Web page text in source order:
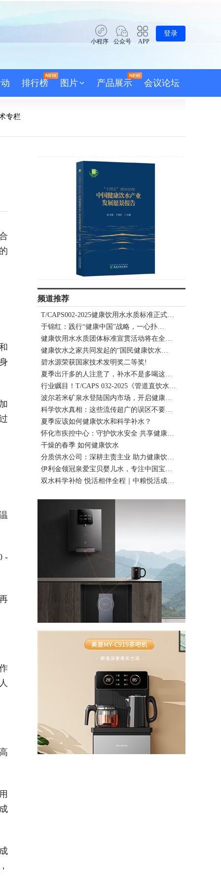
小程序 公众号 APP
登录
排行榜 图片 产品展示 会议论坛
专栏
-
频道推荐
T/CAPS002-2025健康饮用水水质标准正式…
于锦红：践行“健康中国”战略，一心扑…
健康饮用水水质团体标准宣贯活动将在全…
健康饮水之家共同发起的“国民健康饮水…
碧水源荣获国家技术发明奖二等奖!
夏季出汗多的人注意了，补水不是多喝这…
行业瞩目！T/CAPS 032-2025《管道直饮水…
波尔若米矿泉水登陆国内市场，开启健康…
科学饮水真相：这些流传超广的误区不要…
夏季应该如何健康饮水和科学补水？
怀化市疾控中心：守护饮水安全 共享健康…
干燥的春季 如何健康饮水
分质供水公司：深耕主责主业 助力健康饮…
伊利金领冠泉爱宝贝婴儿水，专注中国宝…
双水科学补给 悦活相伴全程｜中粮悦活成…